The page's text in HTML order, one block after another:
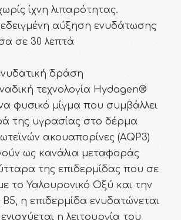
ίχνη λιπαρότητας.
αύξηση ενυδάτωσης
σε 30 λεπτά
δράση
τεχνολογία Hydagen®
φυσικό μίγμα που συμβάλλει
της υγρασίας στο δέρμα
ακουαπορίνες (ΑQP3)
ως κανάλια μεταφοράς
της επιδερμίδας που σε
το Υαλουρονικό Οξύ και την
η επιδερμίδα ενυδατώνεται
η λειτουργία του